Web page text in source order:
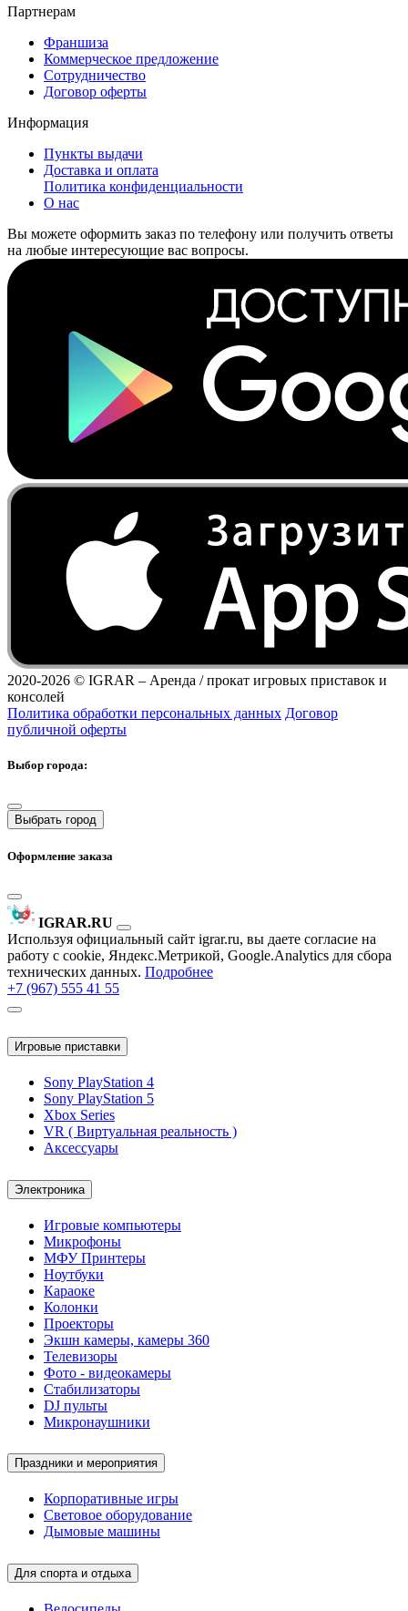
Партнерам
Франшиза
Коммерческое предложение
Сотрудничество
Договор оферты
Информация
Пункты выдачи
Доставка и оплата
Политика конфиденциальности
О нас
Вы можете оформить заказ по телефону или получить ответы
на любые интересующие вас вопросы.
2020-2026 © IGRAR – Аренда / прокат игровых приставок и
консолей
Политика обработки персональных данных Договор
публичной оферты
Выбор города:
Выбрать город
Оформление заказа
IGRAR.RU
Используя официальный сайт igrar.ru, вы даете согласие на
работу с cookie, Яндекс.Метрикой, Google.Analytics для сбора
технических данных. Подробнее
+7 (967) 555 41 55
Игровые приставки
Sony PlayStation 4
Sony PlayStation 5
Xbox Series
VR ( Виртуальная реальность )
Аксессуары
Электроника
Игровые компьютеры
Микрофоны
МФУ Принтеры
Ноутбуки
Караоке
Колонки
Проекторы
Экшн камеры, камеры 360
Телевизоры
Фото - видеокамеры
Стабилизаторы
DJ пульты
Микронаушники
Праздники и мероприятия
Корпоративные игры
Световое оборудование
Дымовые машины
Для спорта и отдыха